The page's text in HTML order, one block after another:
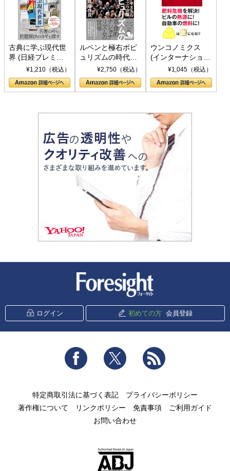
古典に学ぶ現代世
界 (日経プレミア
シリーズ)¥1,210（税込）
ルペンと極右ポピ
ュリズムの時代：
〈ヤヌス〉の二つ
の顔
¥2,750（税込）
ウンコノミクス
(インターナショナ
ル新書)¥1,045（税込）
ログイン 初めての方 会員登録
Facebook Twitter
特定商取引法に基づく表記
プライバシーポリシー
著作権について
リンクポリシー 免責事項
ご利用ガイド
お問い合わせ